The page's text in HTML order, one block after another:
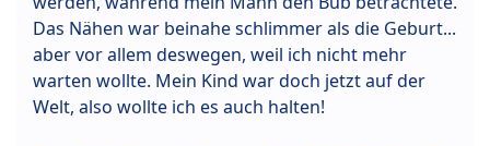
Das Nähen war beinahe schlimmer als die Geburt...
aber vor allem deswegen, weil ich nicht mehr
warten wollte. Mein Kind war doch jetzt auf der
Welt, also wollte ich es auch halten!